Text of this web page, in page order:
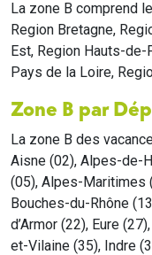
La zone B comprend
Region Bretagne,
Est, Region Hauts-de-
Pays de la Loire,
Zone B par
La zone B des
Aisne (02), Alpes-de-
(05), Alpes-Maritimes
Bouches-du-Rhône
d’Armor (22), Eure
et-Vilaine (35), Indre